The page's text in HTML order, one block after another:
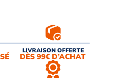
LIVRAISON OFFERTE
DÈS 99€ D’ACHAT